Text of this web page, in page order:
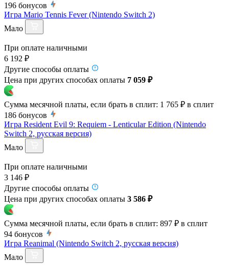
196 бонусов
Игра Mario Tennis Fever (Nintendo Switch 2)
Мало
При оплате наличными
6 192 ₽
Другие способы оплаты
Цена при других способах оплаты 7 059 ₽
Сумма месячной платы, если брать в сплит: 1 765 ₽ в сплит
186 бонусов
Игра Resident Evil 9: Requiem - Lenticular Edition (Nintendo
Switch 2, русская версия)
Мало
При оплате наличными
3 146 ₽
Другие способы оплаты
Цена при других способах оплаты 3 586 ₽
Сумма месячной платы, если брать в сплит: 897 ₽ в сплит
94 бонусов
Игра Reanimal (Nintendo Switch 2, русская версия)
Мало